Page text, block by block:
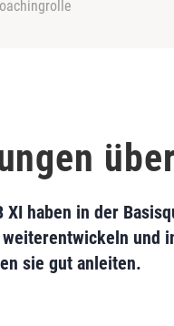
XI haben in der
und
sie gut anleiten.